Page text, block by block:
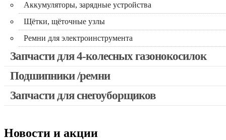
Аккумуляторы, зарядные устройства
Щётки, щёточные узлы
Ремни для электроинструмента
Запчасти для 4-колесных газонокосилок
Подшипники /ремни
Запчасти для снегоуборщиков
Новости и акции